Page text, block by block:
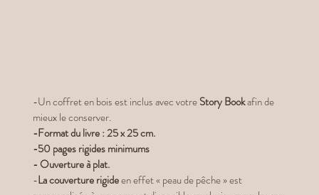
-Un coffret en bois est inclus avec votreStory Bookafin de
mieux le conserver.
-Format du livre : 25 x 25 cm.
-50 pages rigides minimums
- Ouverture à plat.
-La couverture rigideen effet « peau de pêche » est